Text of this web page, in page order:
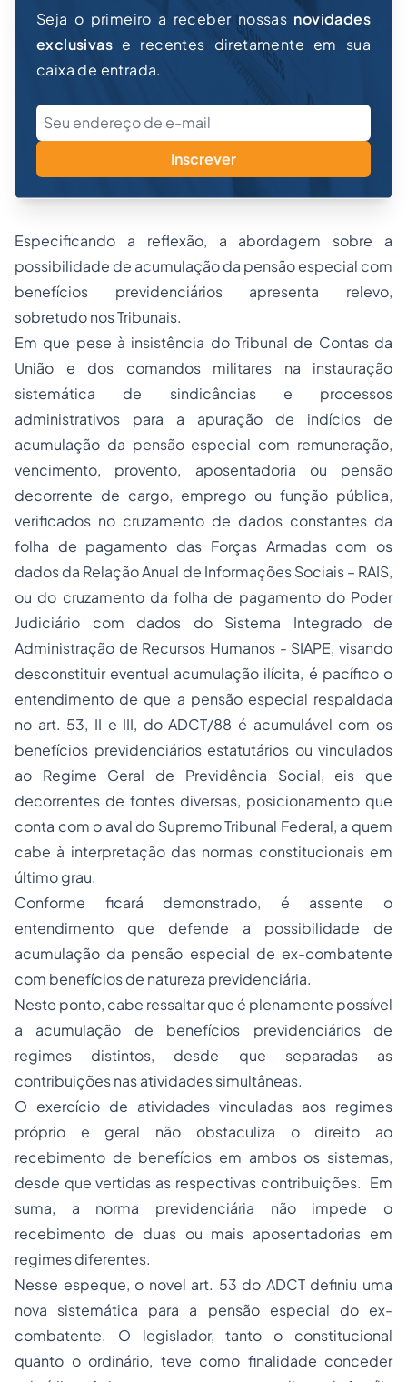
Seja o primeiro a receber nossas novidades
exclusivas e recentes diretamente em sua
caixa de entrada.
Inscrever
Especificando a reflexão, a abordagem sobre a
possibilidade de acumulação da pensão especial com
benefícios previdenciáriosapresenta relevo,
sobretudo nos Tribunais.
Em que pese à insistência do Tribunal de Contasda
União e dos comandos militares na instauração
sistemática de sindicâncias e processos
administrativos para a apuração de indícios de
acumulação da pensão especial com remuneração,
vencimento, provento, aposentadoria ou pensão
decorrente de cargo, emprego ou função pública,
verificados no cruzamento de dados constantes da
folha de pagamento das Forças Armadas com os
dados da Relação Anual de Informações Sociais – RAIS,
ou do cruzamento da folha de pagamento do Poder
Judiciário com dados do Sistema Integrado de
Administração de Recursos Humanos - SIAPE, visando
desconstituir eventual acumulação ilícita, é pacífico o
entendimento de que a pensão especial respaldada
no art. 53, II e III, do ADCT/88 é acumulável com os
benefícios previdenciários estatutários ou vinculados
ao Regime Geral de Previdência Social, eis que
decorrentes de fontes diversas, posicionamento que
conta com o aval do Supremo Tribunal Federal, a quem
cabe à interpretação das normas constitucionais em
último grau.
Conforme ficará demonstrado, é assente o
entendimento que defende a possibilidade de
acumulação da pensão especial de ex-combatente
com benefícios de natureza previdenciária.
Neste ponto, cabe ressaltar que é plenamente possível
a acumulação de benefícios previdenciários de
regimes distintos, desde que separadas as
contribuições nas atividades simultâneas.
O exercício de atividades vinculadas aos regimes
próprio e geral não obstaculiza o direito ao
recebimento de benefícios em ambos os sistemas,
desde que vertidas as respectivas contribuições. Em
suma, a norma previdenciária não impede o
recebimento de duas ou mais aposentadorias em
regimes diferentes.
Nesse espeque, o novel art. 53 do ADCT definiu uma
nova sistemática para a pensão especial do ex-
combatente. O legislador, tanto o constitucional
quanto o ordinário, teve como finalidade conceder